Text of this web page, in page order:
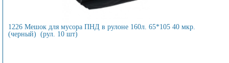
1226 Мешок для мусора ПНД в рулоне 160л. 65*105 40 мкр.
(черный) (рул. 10 шт)